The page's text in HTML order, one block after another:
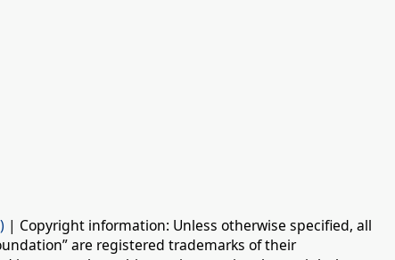
| Copyright information: Unless otherwise specified, all
are registered trademarks of their